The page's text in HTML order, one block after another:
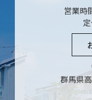
営業時
群馬県